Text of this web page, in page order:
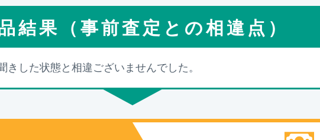
結果（事前査定との相違点）
きした状態と相違ございませんでした。